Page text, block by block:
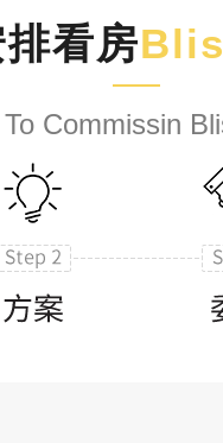
看房
Commissin